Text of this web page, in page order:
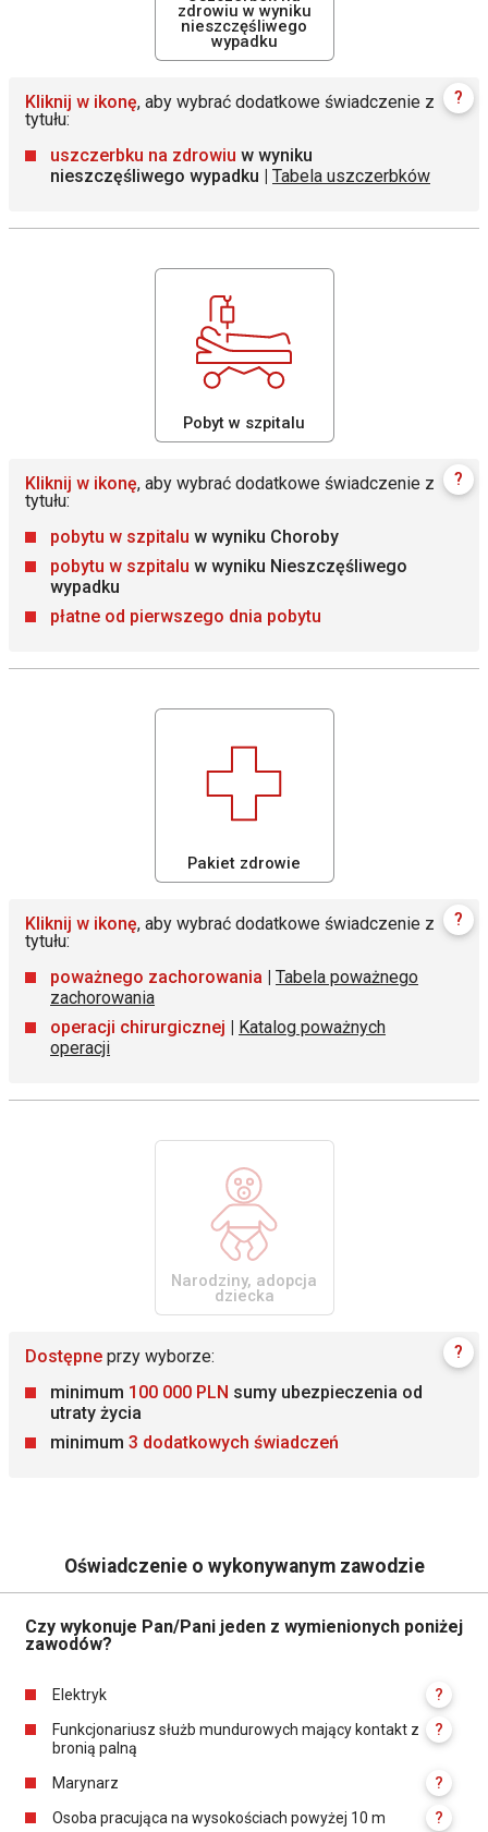
zdrowiu w wyniku
nieszczęśliwego
wypadku
Kliknij w ikonę, aby wybrać dodatkowe świadczenie z
tytułu:
uszczerbku na zdrowiu w wyniku
nieszczęśliwego wypadku | Tabela uszczerbków
?
Pobyt w szpitalu
Kliknij w ikonę, aby wybrać dodatkowe świadczenie z
tytułu:
pobytu w szpitalu w wyniku Choroby
pobytu w szpitalu w wyniku Nieszczęśliwego
wypadku
płatne od pierwszego dnia pobytu
?
Pakiet zdrowie
Kliknij w ikonę, aby wybrać dodatkowe świadczenie z
tytułu:
poważnego zachorowania | Tabela poważnego
zachorowania
operacji chirurgicznej | Katalog poważnych
operacji
?
Narodziny, adopcja
dziecka
Dostępne przy wyborze:
minimum 100 000 PLN sumy ubezpieczenia od
utraty życia
minimum 3 dodatkowych świadczeń
?
Oświadczenie o wykonywanym zawodzie
Czy wykonuje Pan/Pani jeden z wymienionych poniżej
zawodów?
Elektryk
?
Funkcjonariusz służb mundurowych mający kontakt z
bronią palną
?
Marynarz
?
Osoba pracująca na wysokościach powyżej 10 m
?